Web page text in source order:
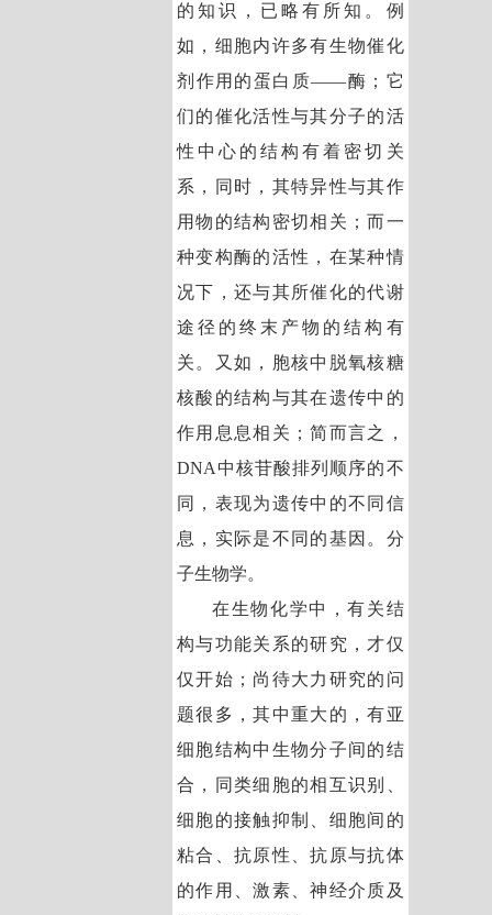
的知识，已略有所知。例
如，细胞内许多有生物催化
剂作用的蛋白质——酶；它
们的催化活性与其分子的活
性中心的结构有着密切关
系，同时，其特异性与其作
用物的结构密切相关；而一
种变构酶的活性，在某种情
况下，还与其所催化的代谢
途径的终末产物的结构有
关。又如，胞核中脱氧核糖
核酸的结构与其在遗传中的
作用息息相关；简而言之，
DNA中核苷酸排列顺序的不
同，表现为遗传中的不同信
息，实际是不同的基因。分
子生物学。
在生物化学中，有关结
构与功能关系的研究，才仅
仅开始；尚待大力研究的问
题很多，其中重大的，有亚
细胞结构中生物分子间的结
合，同类细胞的相互识别、
细胞的接触抑制、细胞间的
粘合、抗原性、抗原与抗体
的作用、激素、神经介质及